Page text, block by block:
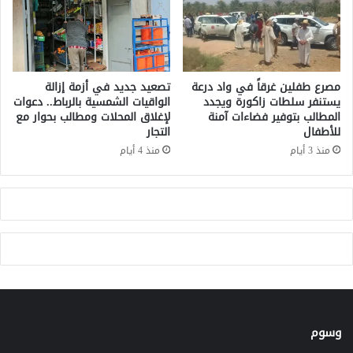
و
ق
ا
ل
ن
ص
ف
أ
س
و
د
ي
د
ة
ل
م
ر
ض
ى
ل
ر
ط
ن
ج
مصرع طفلين غرقاً في واد درعة
يستنفر سلطات زاكورة ويجدد
المطالب بتوفير فضاءات آمنة
للأطفال
منذ 3 أيام
تصعيد جديد في أزمة إزالة
الواقيات الشمسية بالرباط.. دعوات
لإغلاق المحلات ومطالب بحوار مع
التجار
منذ 4 أيام
وسوم